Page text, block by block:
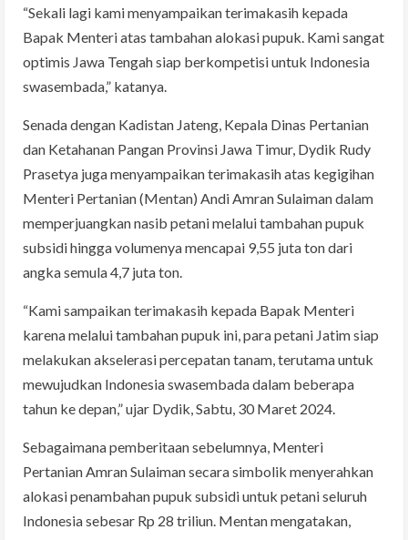
“Sekali lagi kami menyampaikan terimakasih kepada
Bapak Menteri atas tambahan alokasi pupuk. Kami sangat
optimis Jawa Tengah siap berkompetisi untuk Indonesia
swasembada,” katanya.
Senada dengan Kadistan Jateng, Kepala Dinas Pertanian
dan Ketahanan Pangan Provinsi Jawa Timur, Dydik Rudy
Prasetya juga menyampaikan terimakasih atas kegigihan
Menteri Pertanian (Mentan) Andi Amran Sulaiman dalam
memperjuangkan nasib petani melalui tambahan pupuk
subsidi hingga volumenya mencapai 9,55 juta ton dari
angka semula 4,7 juta ton.
“Kami sampaikan terimakasih kepada Bapak Menteri
karena melalui tambahan pupuk ini, para petani Jatim siap
melakukan akselerasi percepatan tanam, terutama untuk
mewujudkan Indonesia swasembada dalam beberapa
tahun ke depan,” ujar Dydik, Sabtu, 30 Maret 2024.
Sebagaimana pemberitaan sebelumnya, Menteri
Pertanian Amran Sulaiman secara simbolik menyerahkan
alokasi penambahan pupuk subsidi untuk petani seluruh
Indonesia sebesar Rp 28 triliun. Mentan mengatakan,